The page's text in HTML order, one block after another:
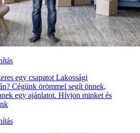
egy csapatot Lakossági
Cégünk örömmel segít önnek,
egy ajánlatot. Hívjon minket és